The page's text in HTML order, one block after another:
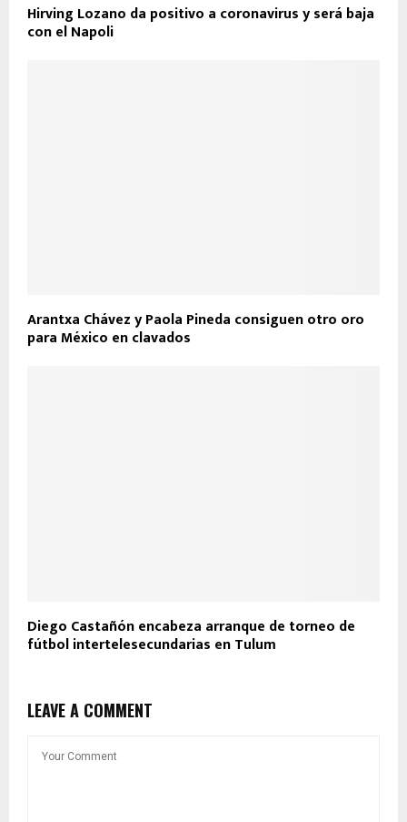
Hirving Lozano da positivo a coronavirus y será baja
con el Napoli
Arantxa Chávez y Paola Pineda consiguen otro oro
para México en clavados
Diego Castañón encabeza arranque de torneo de
fútbol intertelesecundarias en Tulum
LEAVE A COMMENT